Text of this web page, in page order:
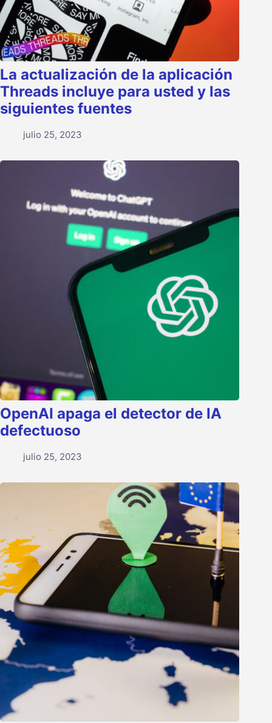
La actualización de la aplicación
Threads incluye para usted y las
siguientes fuentes
julio 25, 2023
OpenAI apaga el detector de IA
defectuoso
julio 25, 2023